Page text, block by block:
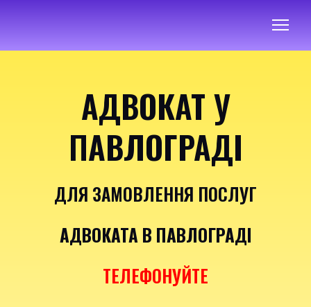
АДВОКАТ У
ПАВЛОГРАДІ
ДЛЯ ЗАМОВЛЕННЯ ПОСЛУГ
АДВОКАТА В ПАВЛОГРАДІ
ТЕЛЕФОНУЙТЕ